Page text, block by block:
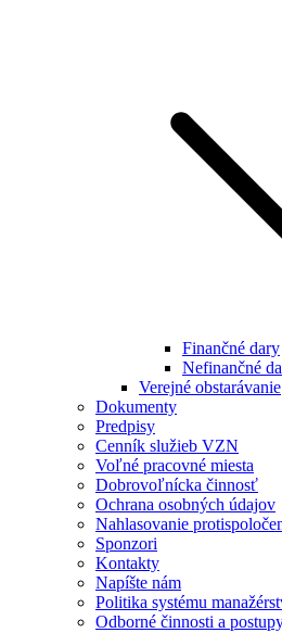
Finančné dary
Nefinančné
Verejné obstarávanie
Dokumenty
Predpisy
Cenník služieb VZN
Voľné pracovné miesta
Dobrovoľnícka činnosť
Ochrana osobných údajov
Nahlasovanie
Sponzori
Kontakty
Napíšte nám
Politika systému
Odborné činnosti a